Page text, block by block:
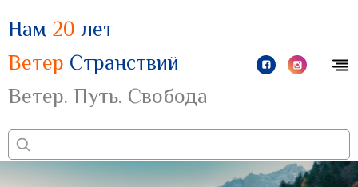
Нам 20 лет
Ветер Странствий
Ветер. Путь. Свобода